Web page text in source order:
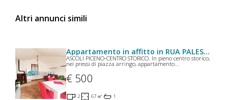
Altri annunci simili
Appartamento in affitto in RUA PALESTRO,8 a Ascoli Piceno
ASCOLI PICENO-CENTRO STORICO. In pieno centro storico,
nei pressi di piazza arringo, appartamento...
€ 500
2
67 ㎡
1